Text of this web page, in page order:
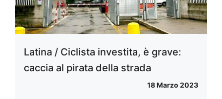
Latina / Ciclista investita, è grave:
caccia al pirata della strada
18 Marzo 2023